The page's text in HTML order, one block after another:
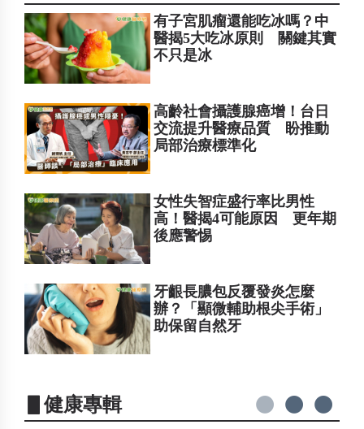
有子宮肌瘤還能吃冰嗎？中
醫揭5大吃冰原則 關鍵其實
不只是冰
高齡社會攝護腺癌增！台日
交流提升醫療品質 盼推動
局部治療標準化
女性失智症盛行率比男性
高！醫揭4可能原因 更年期
後應警惕
牙齦長膿包反覆發炎怎麼
辦？「顯微輔助根尖手術」
助保留自然牙
▋健康專輯